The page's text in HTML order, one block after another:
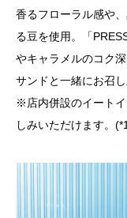
香るフローラル感や
る豆を使用。「
やキャラメルのコク
サンドと一緒にお召し
※店内併設のイート
しみいただけます。